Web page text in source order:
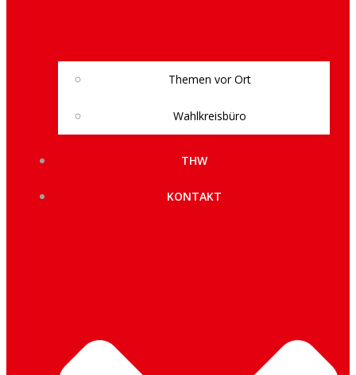
Themen vor Ort
Wahlkreisbüro
THW
KONTAKT